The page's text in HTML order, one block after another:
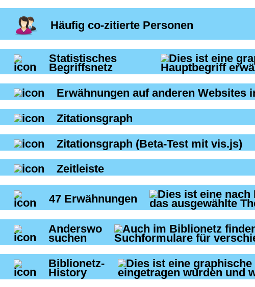
Häufig co-zitierte Personen
Statistisches
Begriffsnetz
Erwähnungen auf anderen Websites
Zitationsgraph
Zitationsgraph (Beta-Test mit vis.js)
Zeitleiste
47 Erwähnungen
Anderswo
suchen
Biblionetz-
History